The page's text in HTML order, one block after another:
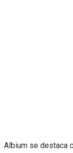
Albium se destaca